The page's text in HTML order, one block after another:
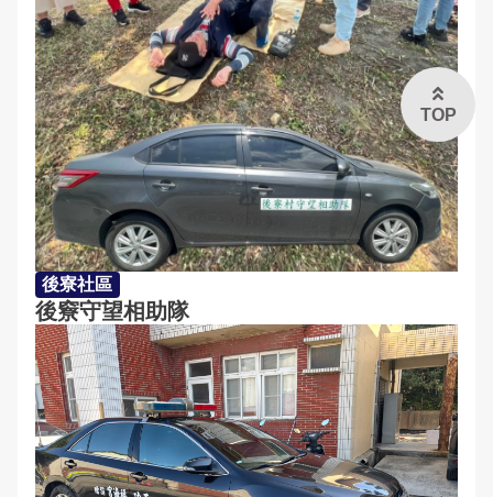
後寮社區
後竂守望相助隊
TOP